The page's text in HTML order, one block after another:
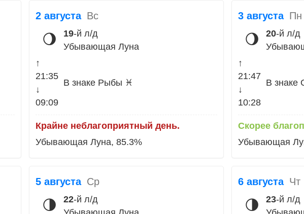
2 августа Вс
🌖 19-й л/д
Убывающая Луна
↑
21:35
↓
09:09
В знаке Рыбы ♓
Крайне неблагоприятный день.
Убывающая Луна, 85.3%
3 августа Пн
🌖 20-й л/д
↑
21:47
↓
10:28
В знаке
Скорее
Убывающая
5 августа Ср
🌗 22-й л/д
6 августа Чт
🌗 23-й л/д